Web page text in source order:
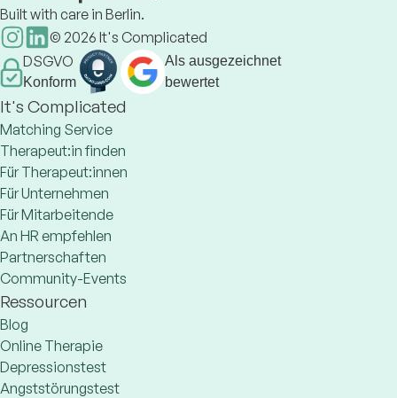
Built with care in Berlin.
© 2026 It's Complicated
DSGVO
Konform
Als ausgezeichnet
bewertet
It's Complicated
Matching Service
Therapeut:in finden
Für Therapeut:innen
Für Unternehmen
Für Mitarbeitende
An HR empfehlen
Partnerschaften
Community-Events
Ressourcen
Blog
Online Therapie
Depressionstest
Angststörungstest